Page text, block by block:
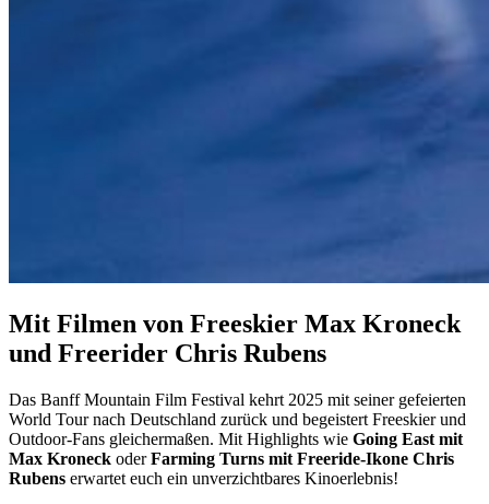
Mit Filmen von Freeskier Max Kroneck
und Freerider Chris Rubens
Das Banff Mountain Film Festival kehrt 2025 mit seiner gefeierten
World Tour nach Deutschland zurück und begeistert Freeskier und
Outdoor-Fans gleichermaßen. Mit Highlights wie Going East mit
Max Kroneck oderFarming Turns mit Freeride-Ikone Chris
Rubens erwartet euch ein unverzichtbares Kinoerlebnis!